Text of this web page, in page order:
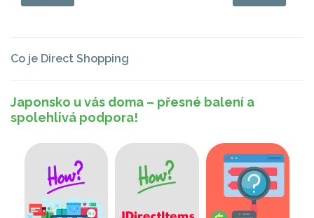
Co je Direct Shopping
Japonsko u vás doma – přesné balení a
spolehlivá podpora!